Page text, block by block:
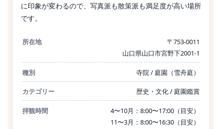
に印象が変わるので、写真派も散策派も満足度が高い場所
です。
所在地
〒753-0011
山口県山口市宮野下2001-1
種別 寺院 / 庭園（雪舟庭）
カテゴリー 歴史・文化 / 庭園鑑賞
拝観時間
4〜10月：8:00〜17:00（目安）
11〜3月：8:00〜16:30（目安）